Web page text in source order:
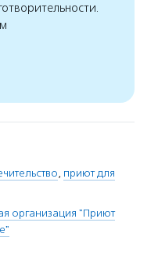
, приют для
организация "Приют